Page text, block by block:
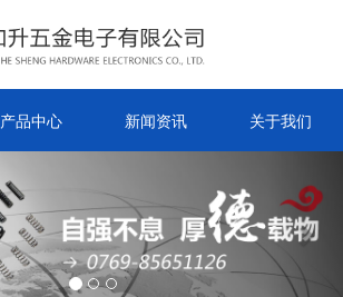
产品中心 新闻资讯 关于我们